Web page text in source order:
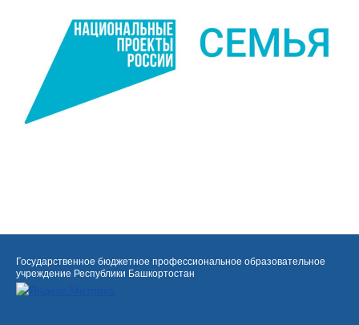
Государственное бюджетное профессиональное образовательное
учреждение Республики Башкортостан